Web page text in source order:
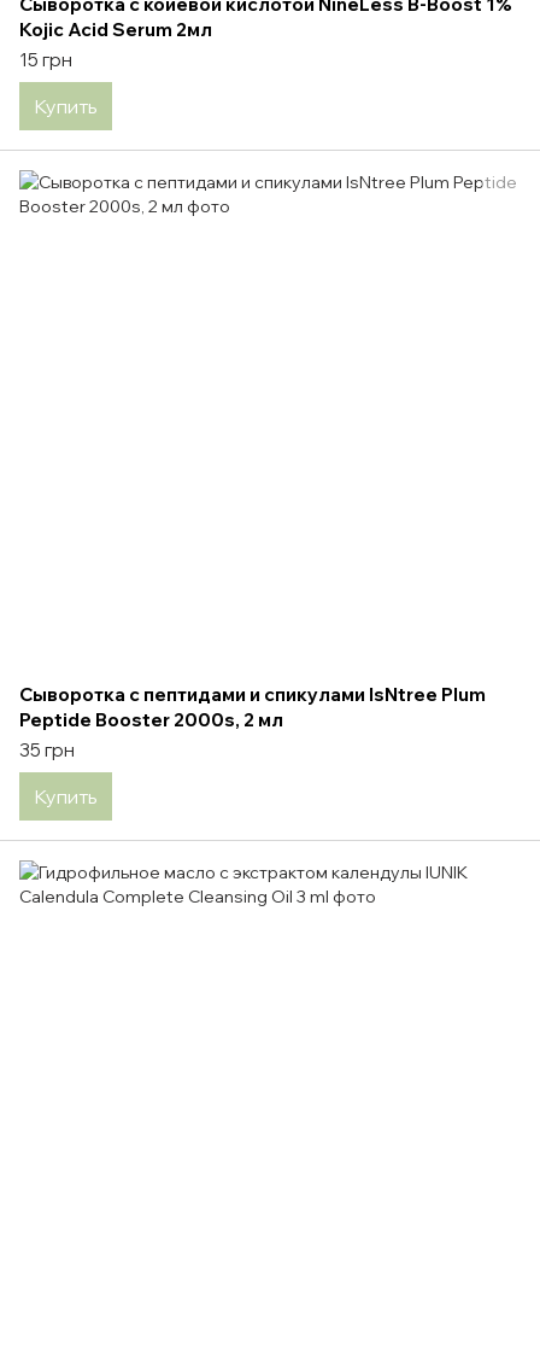
Kojic Acid Serum 2мл
15 грн
Купить
Сыворотка с пептидами и спикулами IsNtree Plum
Peptide Booster 2000s, 2 мл
35 грн
Купить